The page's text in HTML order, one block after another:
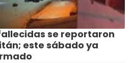
se reportaron
este sábado ya